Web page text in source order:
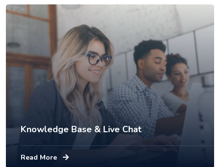
Knowledge Base & Live Chat
Read More